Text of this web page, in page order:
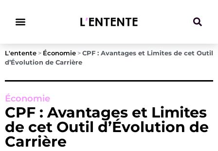
L'entente > Économie > CPF : Avantages et Limites de cet Outil
d’Évolution de Carrière
Économie
CPF : Avantages et Limites
de cet Outil d’Évolution de
Carrière